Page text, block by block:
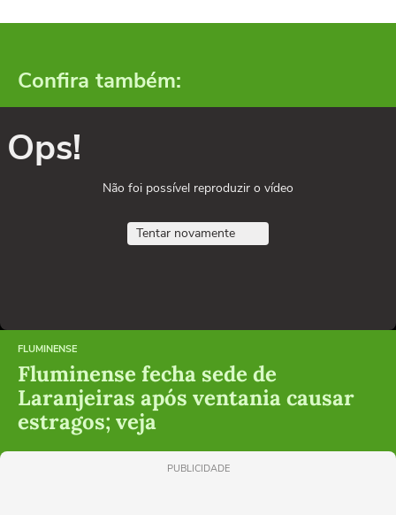
Confira também:
Ops!
Não foi possível reproduzir o vídeo
Tentar novamente
FLUMINENSE
Fluminense fecha sede de
Laranjeiras após ventania causar
estragos; veja
PUBLICIDADE